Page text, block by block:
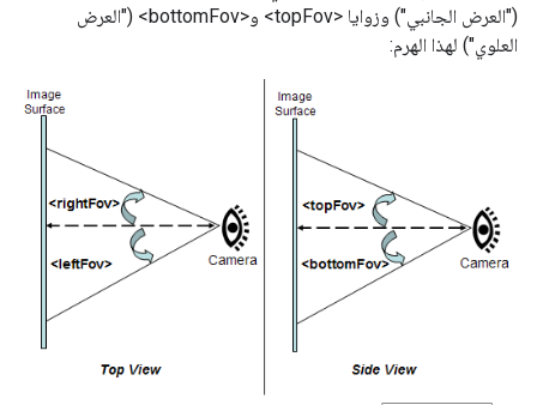
("العرض الجانبي") وزوايا <topFov> و<bottomFov> ("العرض
العلوي") لهذا الهرم: